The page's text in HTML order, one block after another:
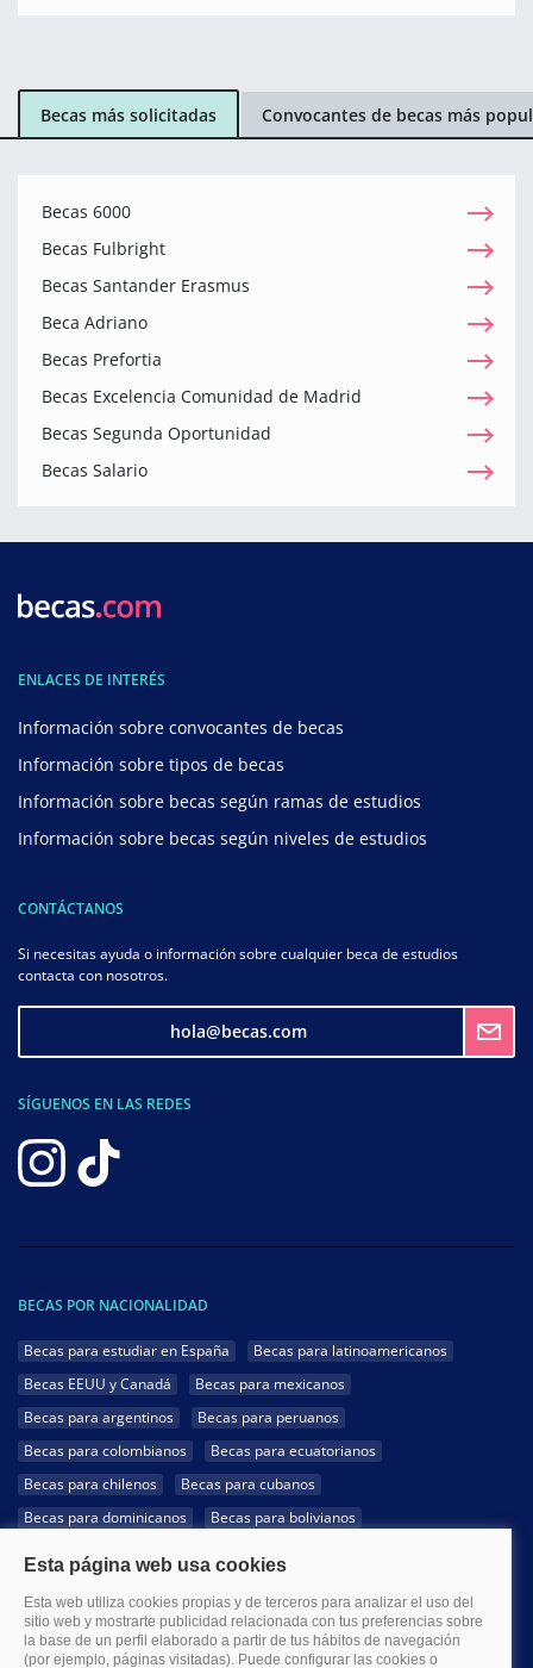
Becas más solicitadas Convocantes de becas más
Becas 6000
Becas Fulbright
Becas Santander Erasmus
Beca Adriano
Becas Prefortia
Becas Excelencia Comunidad de Madrid
Becas Segunda Oportunidad
Becas Salario
ENLACES DE INTERÉS
Información sobre convocantes de becas
Información sobre tipos de becas
Información sobre becas según ramas de estudios
Información sobre becas según niveles de estudios
CONTÁCTANOS
Si necesitas ayuda o información sobre cualquier beca de estudios
contacta con nosotros.
hola@becas.com
SÍGUENOS EN LAS REDES
BECAS POR NACIONALIDAD
Becas para estudiar en España
Becas para latinoamericanos
Becas EEUU y Canadá
Becas para mexicanos
Becas para argentinos
Becas para peruanos
Becas para colombianos
Becas para ecuatorianos
Becas para chilenos
Becas para cubanos
Becas para dominicanos
Becas para bolivianos
Becas para hondureños
Becas para paraguayos
Becas para uruguayos
Becas para salvadoreños